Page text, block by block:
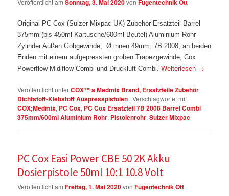
Veröffentlicht amSonntag, 3. Mai 2020vonFugentechnik Ott
Original PC Cox (Sulzer Mixpac UK) Zubehör-Ersatzteil Barrel
375mm (bis 450ml Kartusche/600ml Beutel) Aluminium Rohr-
Zylinder Außen Gobgewinde, Ø innen 49mm, 7B 2008, an beiden
Enden mit einem aufgepressten groben Trapezgewinde, Cox
Powerflow-Midiflow Combi und Druckluft Combi. Weiterlesen →
Veröffentlicht unterCOX™ a Medmix Brand, Ersatzteile Zubehör
Dichtstoff-Klebstoff Auspresspistolen |Verschlagwortet mit
COX;Medmix, PC Cox, PC Cox Ersatzteil 7B 2008 Barrel Combi
375mm/600ml Aluminium Rohr, Pistolenrohr,Sulzer Mixpac
PC Cox Easi Power CBE 50 2K Akku
Dosierpistole 50ml 10:1 10.8 Volt
Veröffentlicht amFreitag, 1. Mai 2020vonFugentechnik Ott